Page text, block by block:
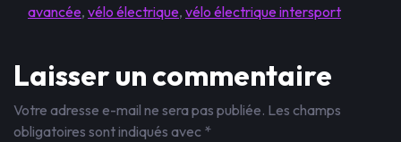
avancée, vélo électrique, vélo électrique intersport
Laisser un commentaire
Votre adresse e-mail ne sera pas publiée. Les champs
obligatoires sont indiqués avec *